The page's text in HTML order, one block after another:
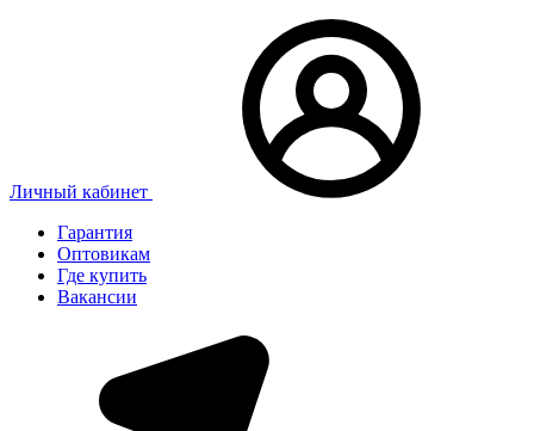
Личный кабинет
Гарантия
Оптовикам
Где купить
Вакансии